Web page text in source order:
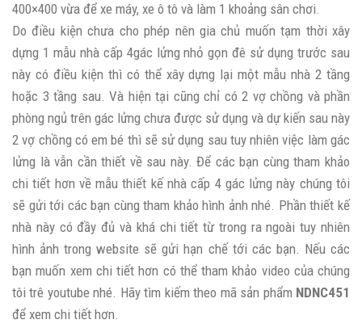
400×400 vừa để xe máy, xe ô tô và làm 1 khoảng sân chơi.
Do điều kiện chưa cho phép nên gia chủ muốn tạm thời xây
dựng 1 mẫu nhà cấp 4gác lửng nhỏ gọn đê sử dụng trước sau
này có điều kiện thì có thể xây dựng lại một mẫu nhà 2 tầng
hoặc 3 tầng sau. Và hiện tại cũng chỉ có 2 vợ chồng và phần
phòng ngủ trên gác lửng chưa được sử dụng và dự kiến sau này
2 vợ chồng có em bé thì sẽ sử dụng sau tuy nhiên việc làm gác
lửng là vẫn cần thiết về sau này. Để các bạn cùng tham khảo
chi tiết hơn về mẫu thiết kế nhà cấp 4 gác lửng này chúng tôi
sẽ gửi tới các bạn cùng tham khảo hình ảnh nhé. Phần thiết kế
nhà này có đầy đủ và khá chi tiết từ trong ra ngoài tuy nhiên
hình ảnh trong website sẽ gửi hạn chế tới các bạn. Nếu các
bạn muốn xem chi tiết hơn có thể tham khảo video của chúng
tôi trê youtube nhé. Hãy tìm kiếm theo mã sản phẩm NDNC451
để xem chi tiết hơn.